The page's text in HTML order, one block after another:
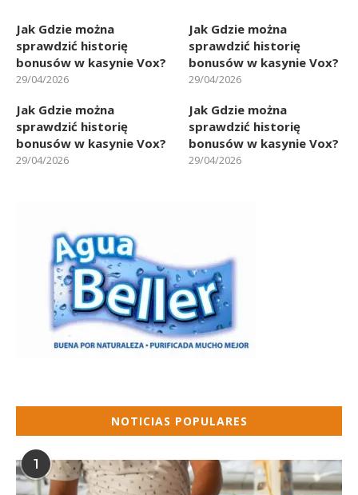
Jak Gdzie można
sprawdzić historię
bonusów w kasynie Vox?
29/04/2026
Jak Gdzie można
sprawdzić historię
bonusów w kasynie Vox?
29/04/2026
Jak Gdzie można
sprawdzić historię
bonusów w kasynie Vox?
29/04/2026
Jak Gdzie można
sprawdzić historię
bonusów w kasynie Vox?
29/04/2026
NOTICIAS POPULARES
1